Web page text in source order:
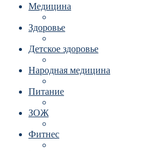
Медицина
Здоровье
Детское здоровье
Народная медицина
Питание
ЗОЖ
Фитнес